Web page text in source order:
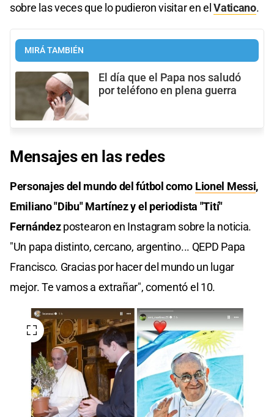
sobre las veces que lo pudieron visitar en elVaticano.
MIRÁ TAMBIÉN
El día que el Papa nos saludó
por teléfono en plena guerra
Mensajes en las redes
Personajes del mundo del fútbol como Lionel Messi,
Emiliano "Dibu" Martínez y el periodista "Tití"
Fernándezpostearon en Instagram sobre la noticia.
"Un papa distinto, cercano, argentino... QEPD Papa
Francisco. Gracias por hacer del mundo un lugar
mejor. Te vamos a extrañar", comentó el 10.